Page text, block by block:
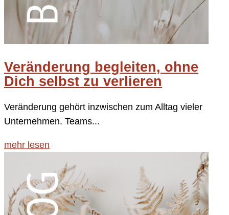
Veränderung begleiten, ohne
Dich selbst zu verlieren
Veränderung gehört inzwischen zum Alltag vieler
Unternehmen. Teams...
mehr lesen